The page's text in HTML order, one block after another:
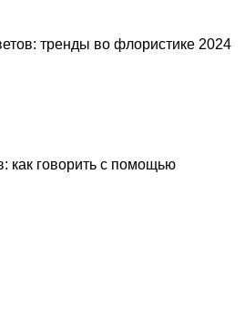
тренды во флористике 2024
как говорить с помощью